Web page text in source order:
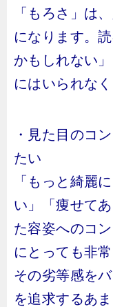
「もろさ」は
になります。
かもしれない
にはいられな
・見た目のコ
たい
「もっと綺麗
い」「痩せて
た容姿へのコ
にとっても非
その劣等感を
を追求するあ